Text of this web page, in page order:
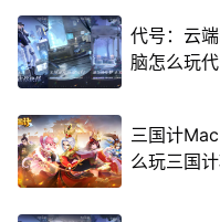
代号：云
脑怎么玩
三国计
么玩三国